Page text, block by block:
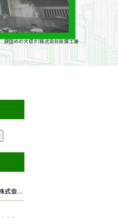
袋詰めの大切さ|株式会社田畑工業
【沖縄の解体業者といえば株式会社田畑工業】内部解体工事・建物解体工事の事ならお任せください！